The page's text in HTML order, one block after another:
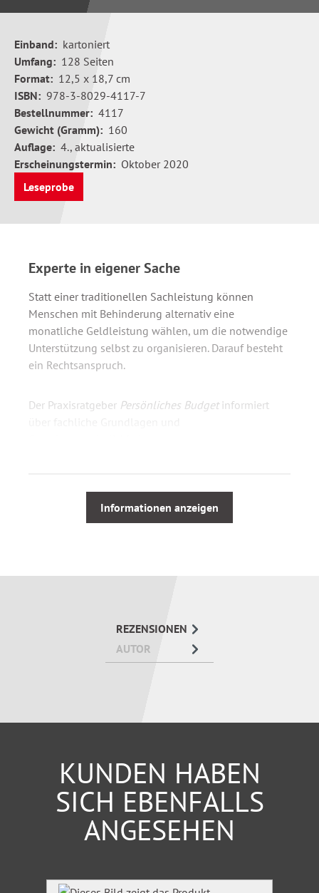
Einband: kartoniert
Umfang: 128 Seiten
Format: 12,5 x 18,7 cm
ISBN: 978-3-8029-4117-7
Bestellnummer: 4117
Gewicht (Gramm): 160
Auflage: 4., aktualisierte
Erscheinungstermin: Oktober 2020
Leseprobe
Experte in eigener Sache
Statt einer traditionellen Sachleistung können
Menschen mit Behinderung alternativ eine
monatliche Geldleistung wählen, um die notwendige
Unterstützung selbst zu organisieren. Darauf besteht
ein Rechtsanspruch.
Der Praxisratgeber Persönliches Budgetinformiert
Wofür kann es verwendet werden?
Wie bemisst sich die Höhe?
eine große Sachkenntnis zeichnen dieses Buch
Informationen anzeigen
REZENSIONEN
AUTOR
KUNDEN HABEN
SICH EBENFALLS
ANGESEHEN
Produktgalerie überspringen